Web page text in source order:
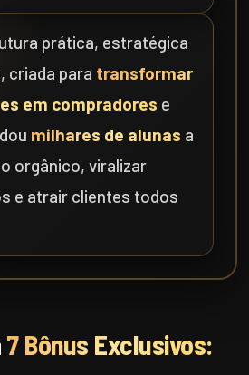
prática, estratégica
criada para transformar
em compradores e
milhares de alunas a
orgânico, viralizar
e atrair clientes todos
7 Bônus Exclusivos: